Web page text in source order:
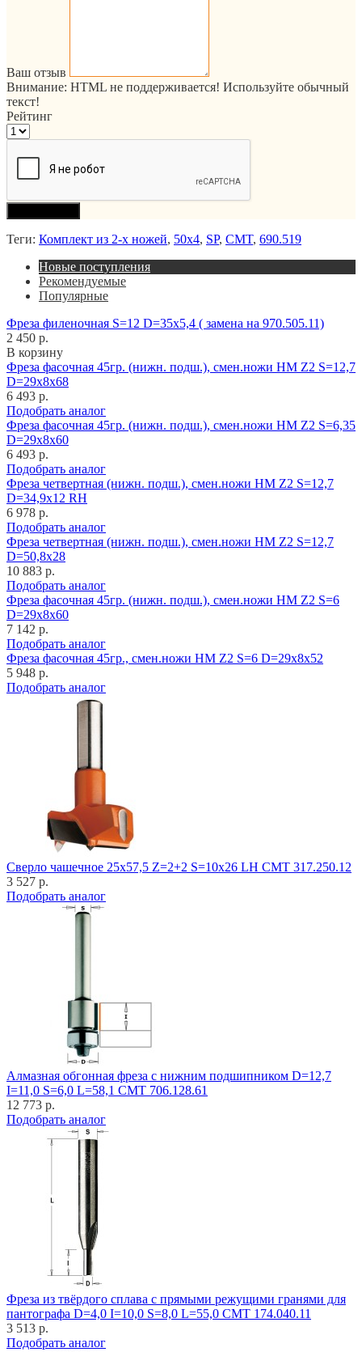
Ваш отзыв
Внимание: HTML не поддерживается! Используйте обычный
текст!
Рейтинг
Теги: Комплект из 2-х ножей, 50x4, SP, CMT, 690.519
Новые поступления
Рекомендуемые
Популярные
Фреза филеночная S=12 D=35x5,4 ( замена на 970.505.11)
2 450 р.
В корзину
Фреза фасочная 45гр. (нижн. подш.), смен.ножи HM Z2 S=12,7
D=29x8x68
6 493 р.
Подобрать аналог
Фреза фасочная 45гр. (нижн. подш.), смен.ножи HM Z2 S=6,35
D=29x8x60
6 493 р.
Подобрать аналог
Фреза четвертная (нижн. подш.), смен.ножи HM Z2 S=12,7
D=34,9x12 RH
6 978 р.
Подобрать аналог
Фреза четвертная (нижн. подш.), смен.ножи HM Z2 S=12,7
D=50,8x28
10 883 р.
Подобрать аналог
Фреза фасочная 45гр. (нижн. подш.), смен.ножи HM Z2 S=6
D=29x8x60
7 142 р.
Подобрать аналог
Фреза фасочная 45гр., смен.ножи HM Z2 S=6 D=29x8x52
5 948 р.
Подобрать аналог
Cверло чашечное 25x57,5 Z=2+2 S=10x26 LH CMT 317.250.12
3 527 р.
Подобрать аналог
Алмазная обгонная фреза с нижним подшипником D=12,7
I=11,0 S=6,0 L=58,1 CMT 706.128.61
12 773 р.
Подобрать аналог
Фреза из твёрдого сплава с прямыми режущими гранями для
пантографа D=4,0 I=10,0 S=8,0 L=55,0 CMT 174.040.11
3 513 р.
Подобрать аналог